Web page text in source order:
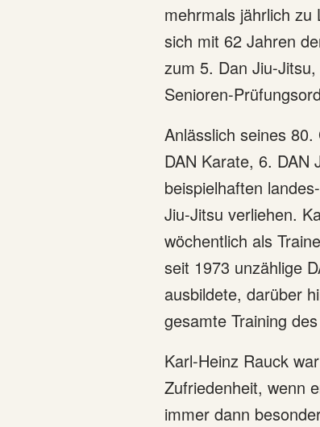
mehrmals jährlich
sich mit 62 Jahren
zum 5. Dan Jiu-
Senioren-
Anlässlich seines
DAN Karate, 6. DAN
beispielhaften
Jiu-Jitsu verliehen.
wöchentlich als
seit 1973 unzählige
ausbildete, darüber
gesamte Training
Karl-Heinz Rauck
Zufriedenheit, wenn
immer dann